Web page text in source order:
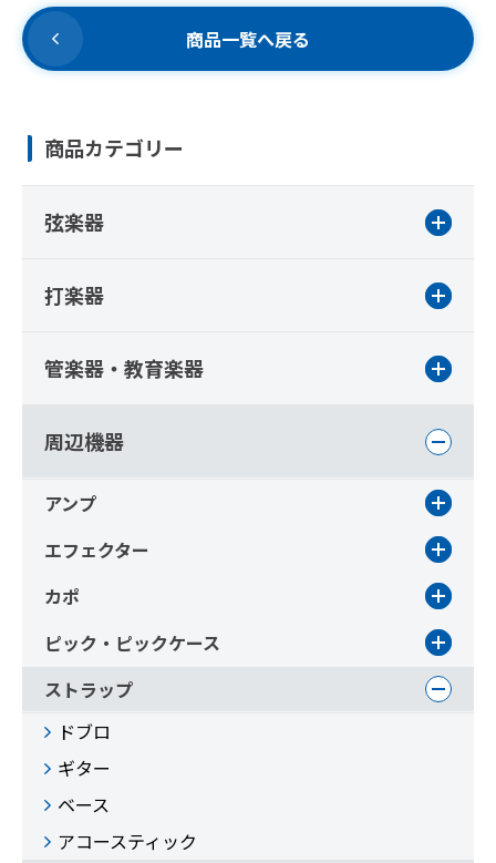
商品一覧へ戻る
商品カテゴリー
弦楽器
打楽器
管楽器・教育楽器
周辺機器
アンプ
エフェクター
カポ
ピック・ピックケース
ストラップ
ドブロ
ギター
ベース
アコースティック